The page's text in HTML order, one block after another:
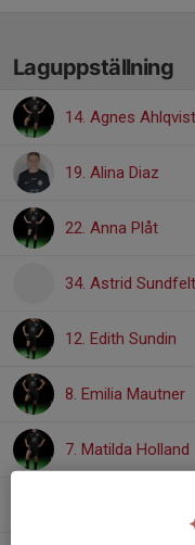
Laguppställning
14. Agnes Ahlqvist
19. Alina Diaz
22. Anna Plåt
34. Astrid Sundfelt
12. Edith Sundin
8. Emilia Mautner
7. Matilda Holland
27. Merry Koshi-